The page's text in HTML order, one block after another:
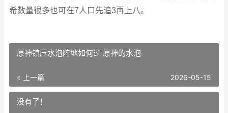
希数量很多也可在7人口先追3再上八。
原神镇压水泡阵地如何过 原神的水泡
« 上一篇 2026-05-15
没有了！